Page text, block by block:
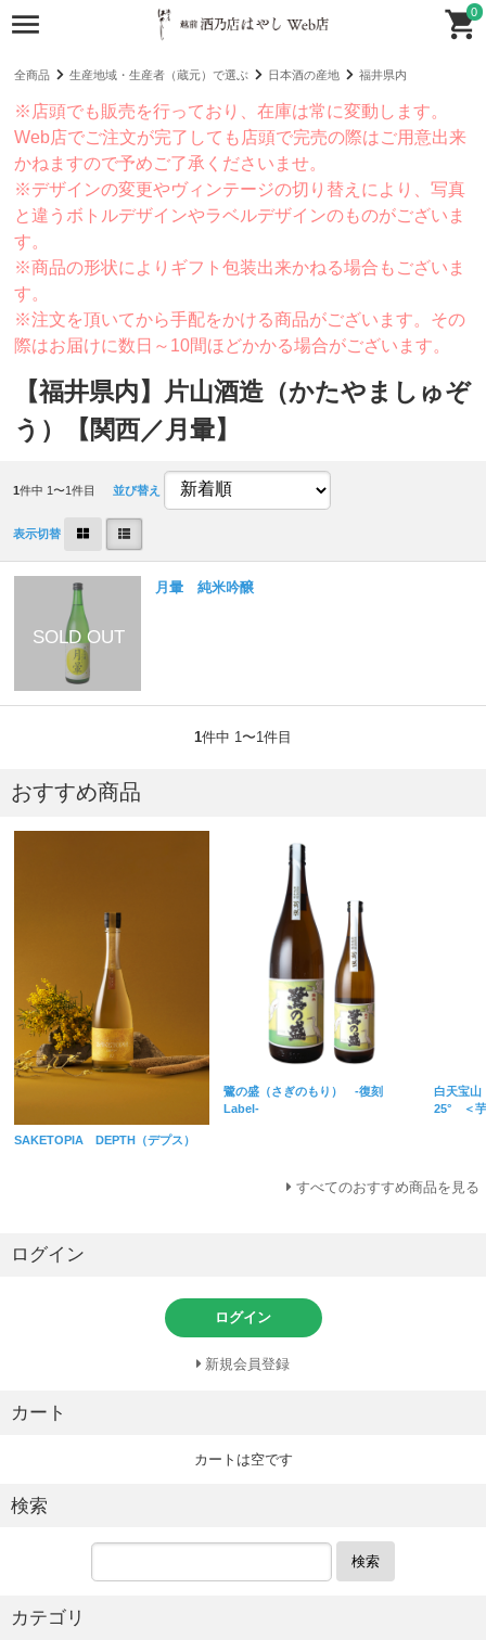
0
全商品 生産地域・生産者（蔵元）で選ぶ 日本酒の産地 福井県内
※店頭でも販売を行っており、在庫は常に変動します。
Web店でご注文が完了しても店頭で完売の際はご用意出来
かねますので予めご了承くださいませ。
※デザインの変更やヴィンテージの切り替えにより、写真
と違うボトルデザインやラベルデザインのものがございま
す。
※商品の形状によりギフト包装出来かねる場合もございま
す。
※注文を頂いてから手配をかける商品がございます。その
際はお届けに数日～10間ほどかかる場合がございます。
【福井県内】片山酒造（かたやましゅぞ
う）【関西／月暈】
1件中 1〜1件目 並び替え
表示切替
月暈 純米吟醸
1件中 1〜1件目
おすすめ商品
SAKETOPIA DEPTH（デプス）
鷺の盛（さぎのもり） -復刻
Label-
白天宝山
25° ＜
すべてのおすすめ商品を見る
ログイン
ログイン
新規会員登録
カート
カートは空です
検索
検索
カテゴリ